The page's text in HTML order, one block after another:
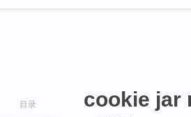
目录 cookie jar